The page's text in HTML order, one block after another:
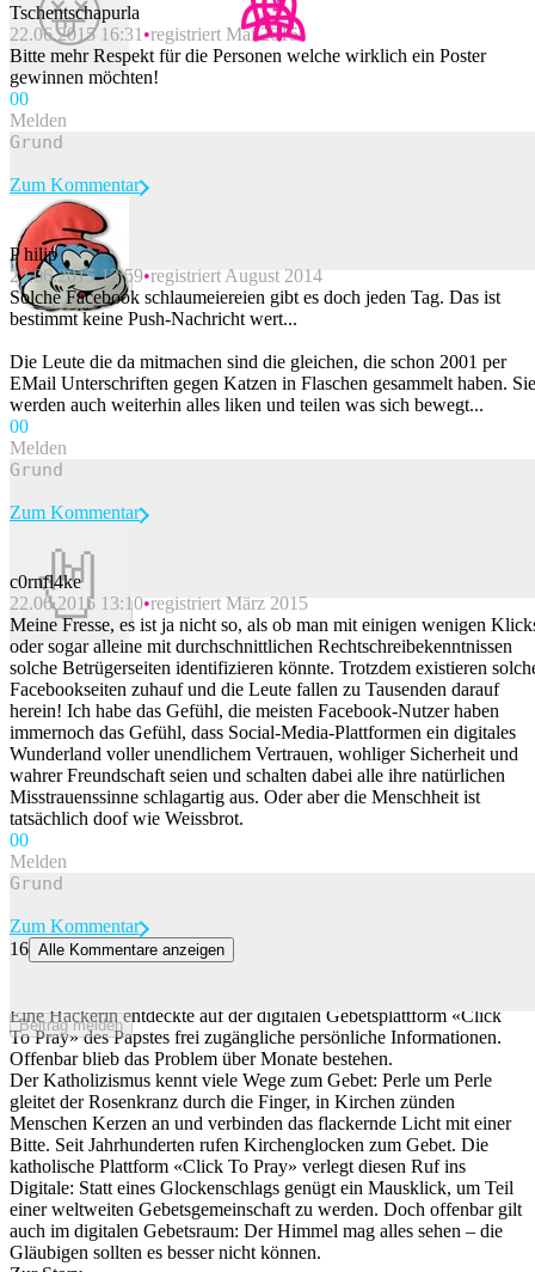
Tschentschapurla
22.06.2015 16:31 registriert Mai 2015
Bitte mehr Respekt für die Personen welche wirklich ein Poster
gewinnen möchten!
00
Melden
Beitrag melden
Zum Kommentar
P hilip
22.06.2015 12:59 registriert August 2014
Solche Facebook schlaumeiereien gibt es doch jeden Tag. Das ist
bestimmt keine Push-Nachricht wert...
Die Leute die da mitmachen sind die gleichen, die schon 2001 per
EMail Unterschriften gegen Katzen in Flaschen gesammelt haben. Sie
werden auch weiterhin alles liken und teilen was sich bewegt...
00
Melden
Beitrag melden
Zum Kommentar
c0rnfl4ke
22.06.2015 13:10 registriert März 2015
Meine Fresse, es ist ja nicht so, als ob man mit einigen wenigen
oder sogar alleine mit durchschnittlichen Rechtschreibekenntnissen
solche Betrügerseiten identifizieren könnte. Trotzdem existieren
Facebookseiten zuhauf und die Leute fallen zu Tausenden darauf
herein! Ich habe das Gefühl, die meisten Facebook-Nutzer haben
immernoch das Gefühl, dass Social-Media-Plattformen ein digitales
Wunderland voller unendlichem Vertrauen, wohliger Sicherheit und
wahrer Freundschaft seien und schalten dabei alle ihre natürlichen
Misstrauenssinne schlagartig aus. Oder aber die Menschheit ist
tatsächlich doof wie Weissbrot.
00
Melden
Beitrag melden
Zum Kommentar
16 Alle Kommentare anzeigen
Eine Hackerin entdeckte auf der digitalen Gebetsplattform «Click
To Pray» des Papstes frei zugängliche persönliche Informationen.
Offenbar blieb das Problem über Monate bestehen.
Der Katholizismus kennt viele Wege zum Gebet: Perle um Perle
gleitet der Rosenkranz durch die Finger, in Kirchen zünden
Menschen Kerzen an und verbinden das flackernde Licht mit einer
Bitte. Seit Jahrhunderten rufen Kirchenglocken zum Gebet. Die
katholische Plattform «Click To Pray» verlegt diesen Ruf ins
Digitale: Statt eines Glockenschlags genügt ein Mausklick, um Teil
einer weltweiten Gebetsgemeinschaft zu werden. Doch offenbar gilt
auch im digitalen Gebetsraum: Der Himmel mag alles sehen – die
Gläubigen sollten es besser nicht können.